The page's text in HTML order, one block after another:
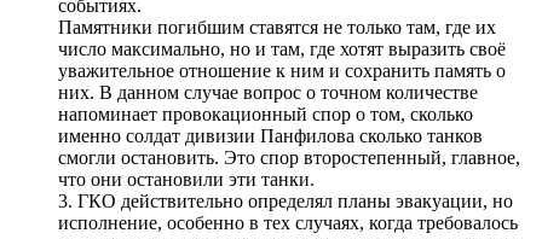
событиях.
Памятники погибшим ставятся не только там, где их
число максимально, но и там, где хотят выразить своё
уважительное отношение к ним и сохранить память о
них. В данном случае вопрос о точном количестве
напоминает провокационный спор о том, сколько
именно солдат дивизии Панфилова сколько танков
смогли остановить. Это спор второстепенный, главное,
что они остановили эти танки.
3. ГКО действительно определял планы эвакуации, но
исполнение, особенно в тех случаях, когда требовалось